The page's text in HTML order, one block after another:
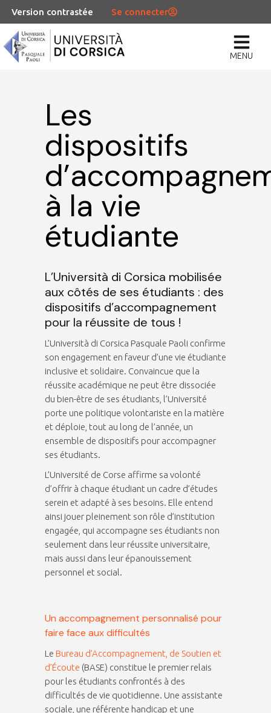
Version contrastée Se connecter
MENU
Les
dispositifs
à la vie
étudiante
L’Università di Corsica mobilisée
aux côtés de ses étudiants : des
dispositifs d’accompagnement
pour la réussite de tous !
L’Università di Corsica Pasquale Paoli confirme
son engagement en faveur d’une vie étudiante
inclusive et solidaire. Convaincue que la
réussite académique ne peut être dissociée
du bien-être de ses étudiants, l’Université
porte une politique volontariste en la matière
et déploie, tout au long de l’année, un
ensemble de dispositifs pour accompagner
ses étudiants.
L’Université de Corse affirme sa volonté
d’offrir à chaque étudiant un cadre d’études
serein et adapté à ses besoins. Elle entend
ainsi jouer pleinement son rôle d’institution
engagée, qui accompagne ses étudiants non
seulement dans leur réussite universitaire,
mais aussi dans leur épanouissement
personnel et social.
Un accompagnement personnalisé pour
faire face aux difficultés
Le Bureau d’Accompagnement, de Soutien et
d’Écoute (BASE) constitue le premier relais
pour les étudiants confrontés à des
difficultés de vie quotidienne. Une assistante
sociale, une référente handicap et une